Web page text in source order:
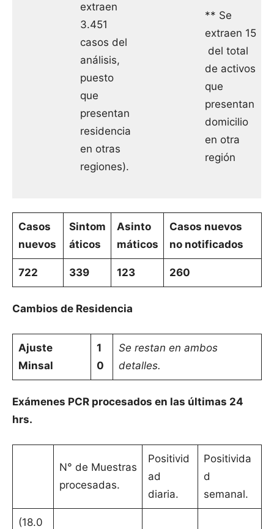
extraen
3.451
casos del
análisis,
puesto
que
presentan
residencia
en otras
regiones).
** Se
extraen 15
del total
de activos
que
presentan
domicilio
en otra
región
Casos
nuevos
Sintom
áticos
Asinto
máticos
Casos nuevos
no notificados
722 339 123 260
Cambios de Residencia
Ajuste
Minsal
1
0
Se restan en ambos
detalles.
Exámenes PCR procesados en las últimas 24
hrs.
N° de Muestras
procesadas.
Positivid
ad
diaria.
Positivida
d
semanal.
(18.0